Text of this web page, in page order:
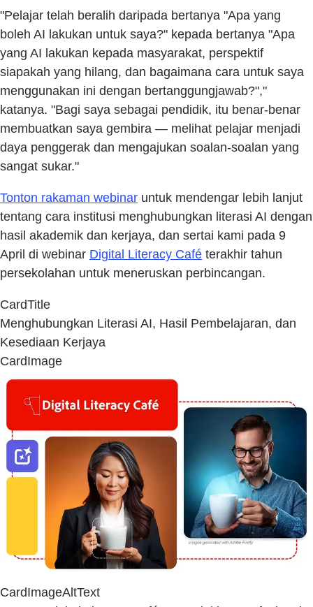
"Pelajar telah beralih daripada bertanya "Apa yang
boleh AI lakukan untuk saya?" kepada bertanya "Apa
yang AI lakukan kepada masyarakat, perspektif
siapakah yang hilang, dan bagaimana cara untuk saya
menggunakan ini dengan bertanggungjawab?","
katanya. "Bagi saya sebagai pendidik, itu benar-benar
membuatkan saya gembira — melihat pelajar menjadi
daya penggerak dan mengajukan soalan-soalan yang
sangat sukar."
Tonton rakaman webinar untuk mendengar lebih lanjut
tentang cara institusi menghubungkan literasi AI dengan
hasil akademik dan kerjaya, dan sertai kami pada 9
April di webinar Digital Literacy Café terakhir tahun
persekolahan untuk meneruskan perbincangan.
CardTitle
Menghubungkan Literasi AI, Hasil Pembelajaran, dan
Kesediaan Kerjaya
CardImage
CardImageAltText